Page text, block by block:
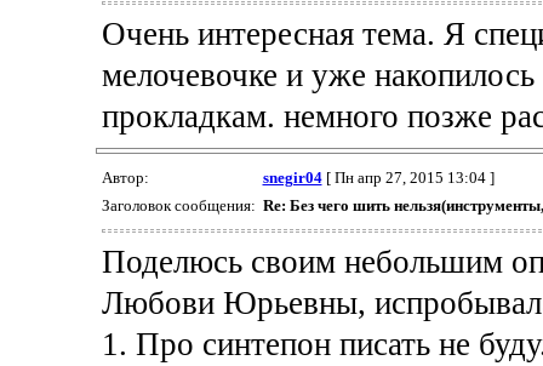
Очень интересная тема. Я
мелочевочке и уже
прокладкам. немного позже
Автор: snegir04[ Пн апр 27, 2015 13:04 ]
Заголовок сообщения: Re: Без чего шить
Поделюсь своим небольшим
Любови Юрьевны,
1. Про синтепон писать не